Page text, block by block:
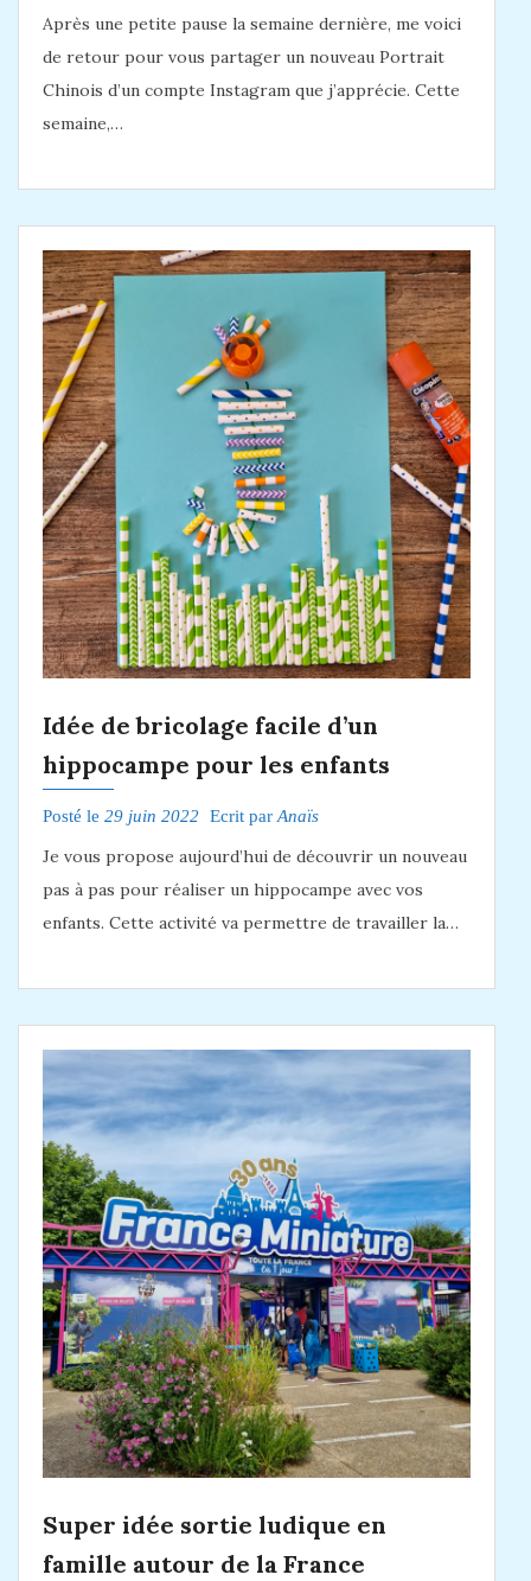
Après une petite pause la semaine dernière, me voici
de retour pour vous partager un nouveau Portrait
Chinois d’un compte Instagram que j’apprécie. Cette
semaine,…
Idée de bricolage facile d’un
hippocampe pour les enfants
Posté le 29 juin 2022 Ecrit par Anaïs
Je vous propose aujourd’hui de découvrir un nouveau
pas à pas pour réaliser un hippocampe avec vos
enfants. Cette activité va permettre de travailler la…
Super idée sortie ludique en
famille autour de la France